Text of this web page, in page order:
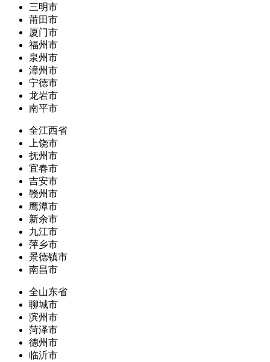
三明市
莆田市
厦门市
福州市
泉州市
漳州市
宁德市
龙岩市
南平市
全江西省
上饶市
抚州市
宜春市
吉安市
赣州市
鹰潭市
新余市
九江市
萍乡市
景德镇市
南昌市
全山东省
聊城市
滨州市
菏泽市
德州市
临沂市